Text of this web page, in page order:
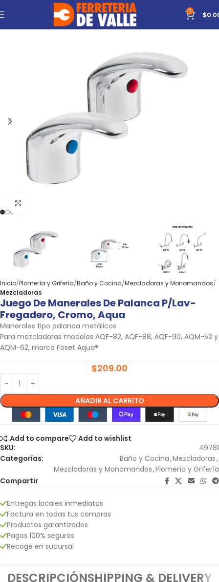
0 $
Inicio Plomería y Grifería Baño y Cocina Mezcladoras y Monomandos
Mezcladoras
Juego De Manerales De Palanca P/lav-
Fregadero, Cromo, Aqua
Manerales tipo palanca metálicos
Para mezcladoras modelos AQF-82, AQF-88, AQF-90, AQM-52 y
AQM-62, marca Foset Aqua®
$209.00
AÑADIR AL CARRITO
Add to compare
Add to wishlist
SKU:
49781
Categorías:
Baño y Cocina,Mezcladoras,
Mezcladoras y Monomandos,Plomería y Grifería
Compartir
Entregas locales inmediatas
Factura en todas tus compras
Productos garantizados
Pagos 100% seguros
Recoge en sucursal
DESCRIPCIÓNSHIPPING & DELIVERY